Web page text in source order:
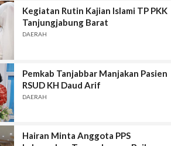
Kegiatan Rutin Kajian Islami TP PKK
Tanjungjabung Barat
DAERAH
Pemkab Tanjabbar Manjakan Pasien
RSUD KH Daud Arif
DAERAH
Hairan Minta Anggota PPS